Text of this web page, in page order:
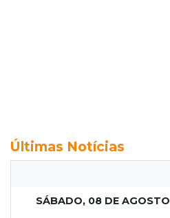
Últimas Notícias
SÁBADO, 08 DE AGOSTO